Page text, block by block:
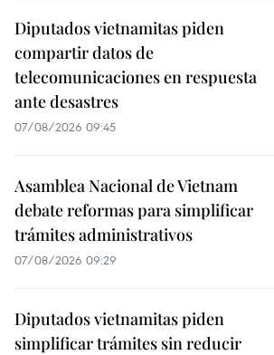
Diputados vietnamitas piden
compartir datos de
telecomunicaciones en respuesta
ante desastres
07/08/2026 09:45
Asamblea Nacional de Vietnam
debate reformas para simplificar
trámites administrativos
07/08/2026 09:29
Diputados vietnamitas piden
simplificar trámites sin reducir